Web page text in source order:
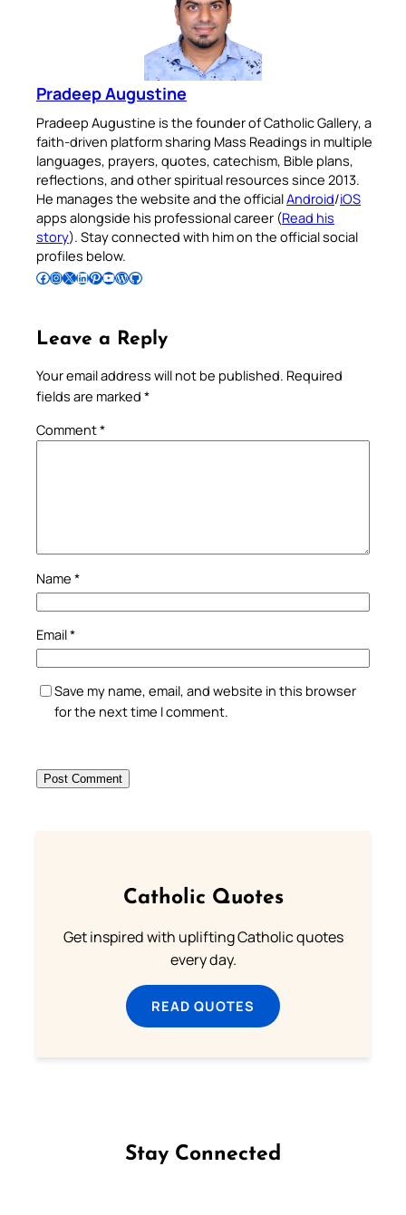
Pradeep Augustine
Pradeep Augustine is the founder of Catholic Gallery, a
faith-driven platform sharing Mass Readings in multiple
languages, prayers, quotes, catechism, Bible plans,
reflections, and other spiritual resources since 2013.
He manages the website and the officialAndroid/iOS
apps alongside his professional career (Read his
story). Stay connected with him on the official social
profiles below.
Follow Pradeep on Facebook Follow Pradeep on InstagramFollow Pradeep on X Follow Pradeep on LinkedIn Follow Pradeep on Pinterest Subscribe to Pradeep’s Youtube Channel Follow Pradeep on WordPress Follow Pradeep on GitHub
Leave a Reply
Your email address will not be published. Required
fields are marked *
Comment*
Name *
Email*
Save my name, email, and website in this browser
for the next time I comment.
Catholic Quotes
Get inspired with uplifting Catholic quotes
every day.
READ QUOTES
Stay Connected